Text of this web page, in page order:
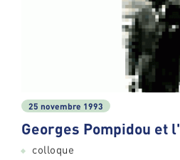
25 novembre 1993
Georges Pompidou et
colloque